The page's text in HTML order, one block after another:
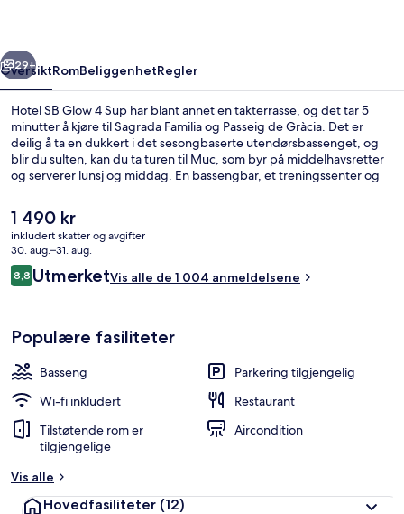
Neste
29+
OversiktRomBeliggenhetRegler
Hotel SB Glow 4 Sup har blant annet en takterrasse, og det tar 5
minutter å kjøre til Sagrada Familia og Passeig de Gràcia. Det er
deilig å ta en dukkert i det sesongbaserte utendørsbassenget, og
blir du sulten, kan du ta turen til Muc, som byr på middelhavsretter
og serverer lunsj og middag. En bassengbar, et treningssenter og
overnatting på dette hotellet i luksuriøs stil. Andre reisende skryter
av blant annet den vennlige betjeningen. Du kan gå til
kollektivtransport: Det tar 5 minutter å gå til La Farinera
trikkeholdeplass og 5 minutter å gå til Ca l'Aranyó trikkeholdeplass.
Den
nåværende
prisen
er
1 490 kr
1 490 kr
inkludert skatter og avgifter
30. aug.–31. aug.
Anmeldelser
8,88,8 av 10 –
UtmerketVis alle de 1 004 anmeldelsene
Populære fasiliteter
Basseng
Parkering tilgjengelig
Wi-fi inkludert
Restaurant
Tilstøtende rom er
tilgjengelige
Aircondition
Vis alle
Hovedfasiliteter (12)